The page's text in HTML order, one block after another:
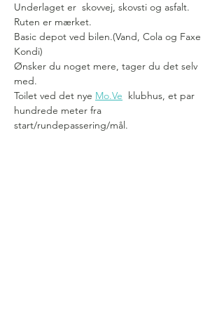
Underlaget er  skovvej, skovsti og asfalt.
Ruten er mærket.
Basic depot ved bilen.(Vand, Cola og Faxe
Kondi)
Ønsker du noget mere, tager du det selv
med.
Toilet ved det nye Mo.Ve
  klubhus, et par
hundrede meter fra
start/rundepassering/mål.